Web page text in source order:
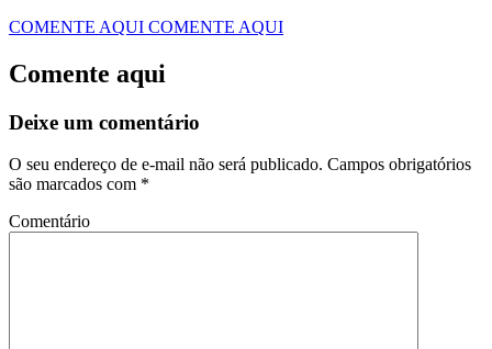
COMENTE AQUI COMENTE AQUI
Comente aqui
Deixe um comentário
O seu endereço de e-mail não será publicado. Campos obrigatórios
são marcados com *
Comentário